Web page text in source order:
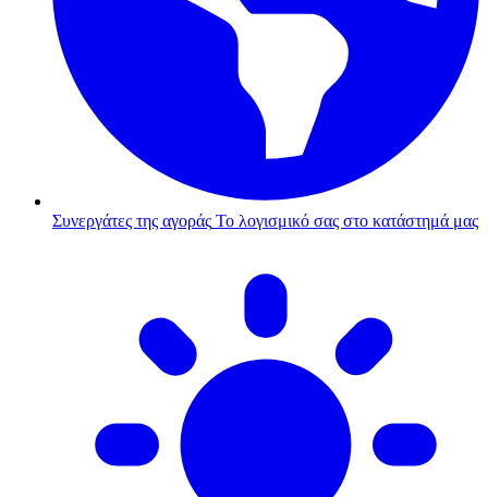
Συνεργάτες της αγοράς Το λογισμικό σας στο κατάστημά μας